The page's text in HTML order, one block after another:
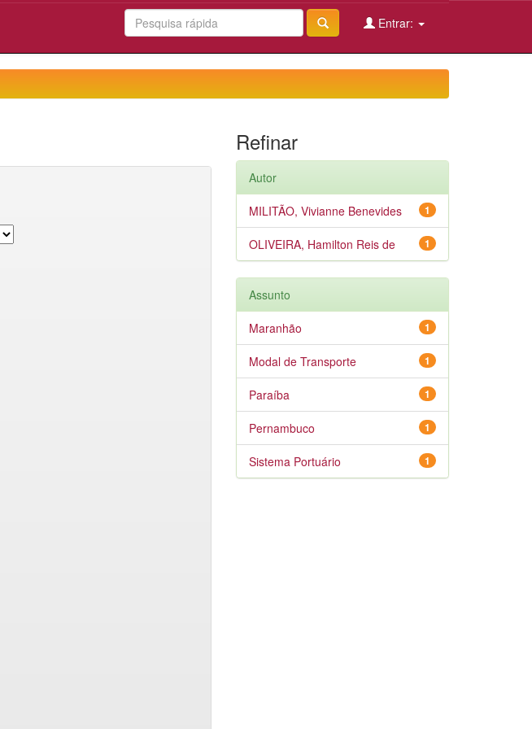
Entrar:
Refinar
Autor
1
MILITÃO, Vivianne Benevides
1
OLIVEIRA, Hamilton Reis de
Assunto
1
Maranhão
1
Modal de Transporte
1
Paraíba
1
Pernambuco
1
Sistema Portuário